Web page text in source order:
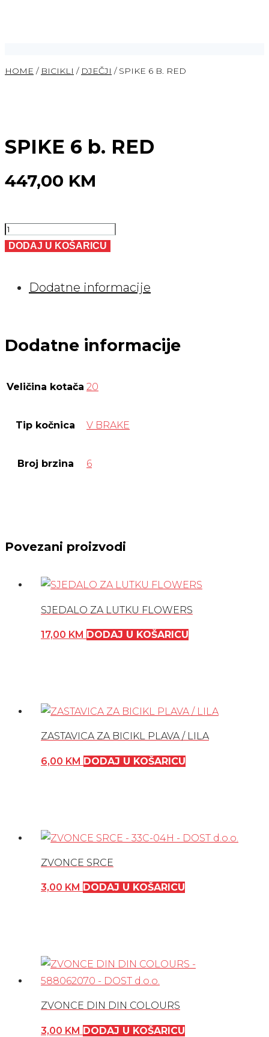
HOME / BICIKLI / DJEČJI / SPIKE 6 B. RED
SPIKE 6 b. RED
447,00 KM
SPIKE
6
količina
DODAJ U KOŠARICU
Dodatne informacije
Dodatne informacije
Veličina kotača 20
Tip kočnica V BRAKE
Broj brzina 6
Povezani proizvodi
SJEDALO ZA LUTKU FLOWERS
17,00 KM DODAJ U KOŠARICU
ZASTAVICA ZA BICIKL PLAVA / LILA
6,00 KM DODAJ U KOŠARICU
ZVONCE SRCE
3,00 KM DODAJ U KOŠARICU
ZVONCE DIN DIN COLOURS
3,00 KM DODAJ U KOŠARICU